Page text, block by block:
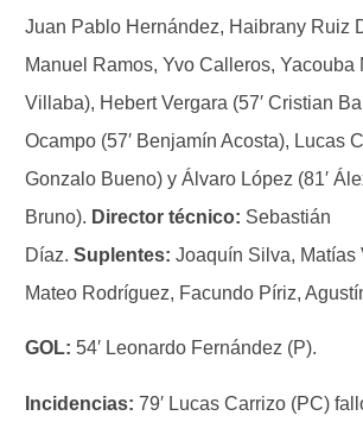
Juan Pablo Hernández, Haibrany Ruiz
Manuel Ramos, Yvo Calleros, Yacouba
Villaba), Hebert Vergara (57′ Cristian
Ocampo (57′ Benjamín Acosta), Lucas
Gonzalo Bueno) y Álvaro López (81′
Bruno). Director técnico: Sebastián
Díaz. Suplentes: Joaquín Silva, Matías
Mateo Rodríguez, Facundo Píriz,
GOL: 54′ Leonardo Fernández (P).
Incidencias: 79′ Lucas Carrizo (PC)